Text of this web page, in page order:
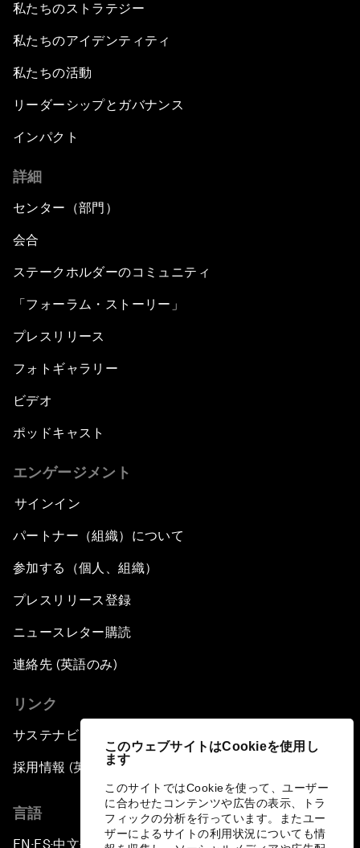
このウェブサイトはCookieを使用し
ます
このサイトではCookieを使って、ユーザー
に合わせたコンテンツや広告の表示、トラ
フィックの分析を行っています。またユー
ザーによるサイトの利用状況についても情
私たちのストラテジー
私たちのアイデンティティ
私たちの活動
リーダーシップとガバナンス
インパクト
詳細
センター（部門）
会合
ステークホルダーのコミュニティ
「フォーラム・ストーリー」
プレスリリース
フォトギャラリー
ビデオ
ポッドキャスト
エンゲージメント
サインイン
パートナー（組織）について
参加する（個人、組織）
プレスリリース登録
ニュースレター購読
連絡先 (英語のみ)
リンク
サステナビリティへの取り組み
採用情報 (英語のみ)
言語
EN ▪ ES▪中文▪ 日本語